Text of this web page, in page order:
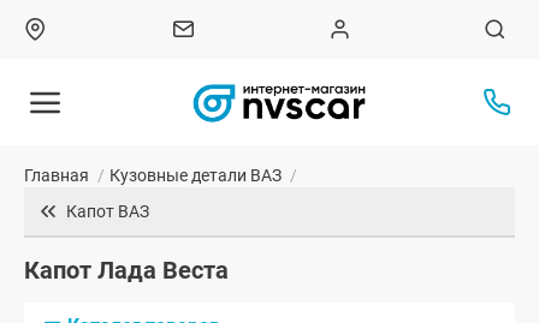
Главная / Кузовные детали ВАЗ /
Капот ВАЗ
Капот Лада Веста